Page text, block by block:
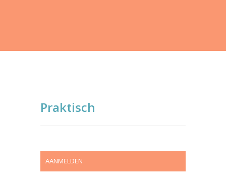
Praktisch
AANMELDEN